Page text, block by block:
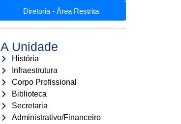
Diretoria - Área Restrita
A Unidade
História
Infraestrutura
Corpo Profissional
Biblioteca
Secretaria
Administrativo/Financeiro